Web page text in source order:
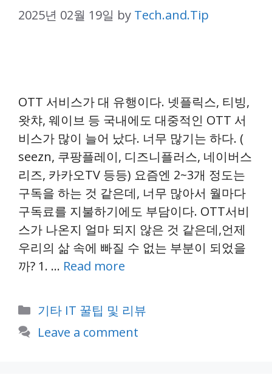
2025년 02월 19일 by Tech.and.Tip
OTT 서비스가 대 유행이다. 넷플릭스, 티빙,
왓챠, 웨이브 등 국내에도 대중적인 OTT 서
비스가 많이 늘어 났다. 너무 많기는 하다. (
seezn, 쿠팡플레이, 디즈니플러스, 네이버스
리즈, 카카오TV 등등) 요즘엔 2~3개 정도는
구독을 하는 것 같은데, 너무 많아서 월마다
구독료를 지불하기에도 부담이다. OTT서비
스가 나온지 얼마 되지 않은 것 같은데,언제
우리의 삶 속에 빠질 수 없는 부분이 되었을
까? 1. … Read more
Categories
기타 IT 꿀팁 및 리뷰
Leave a comment